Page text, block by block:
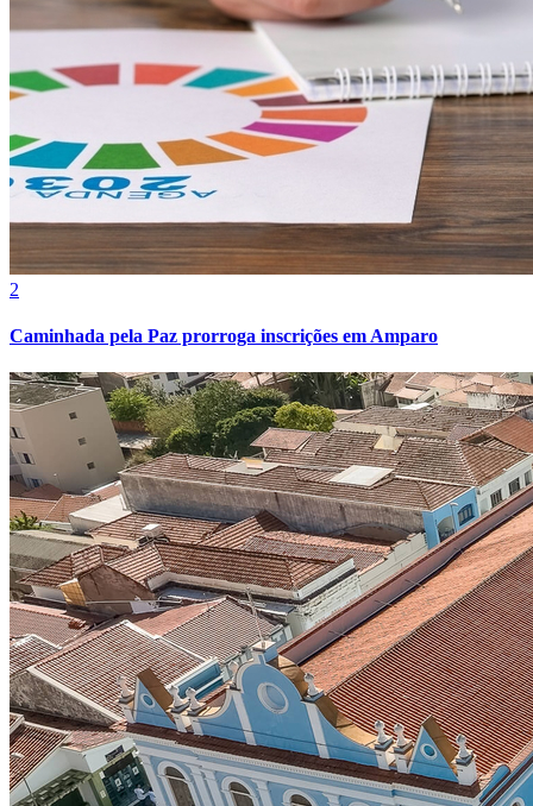
Botafogo
2
Caminhada pela Paz prorroga inscrições em Amparo